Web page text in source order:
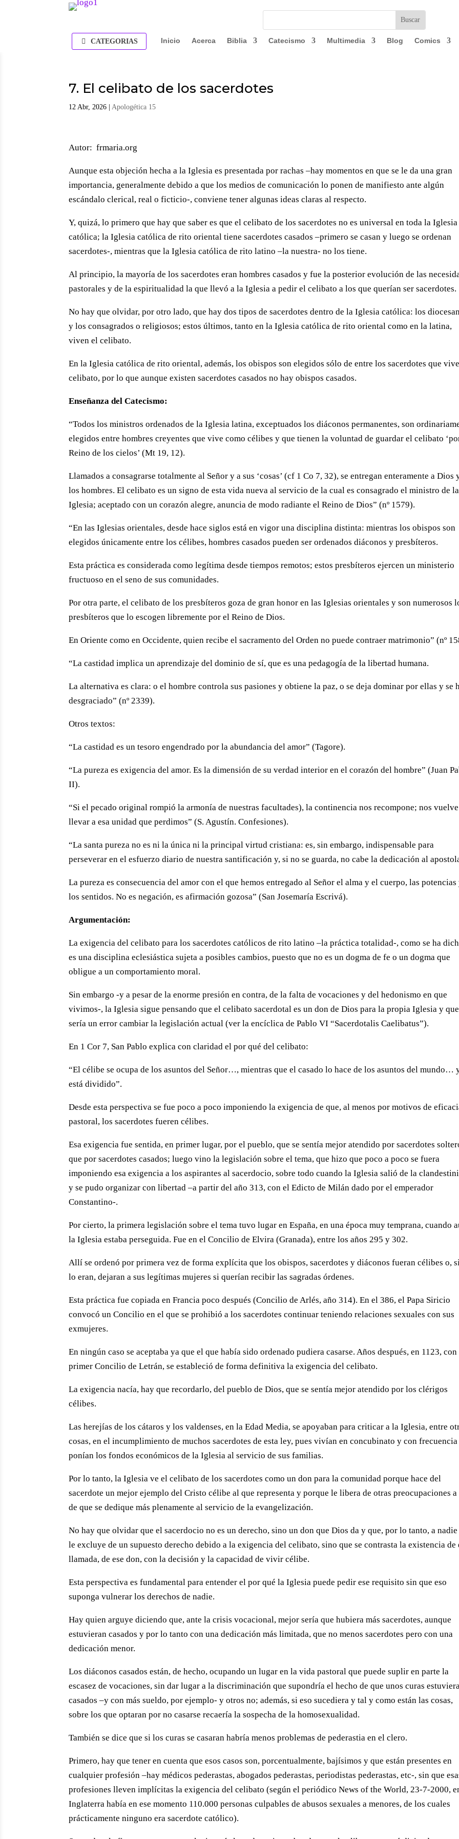
CATEGORIAS Inicio Acerca Biblia Catecismo Multimedia Blog Comics
7. El celibato de los sacerdotes
12 Abr, 2026 |Apologética 15
Autor: frmaria.org
Aunque esta objeción hecha a la Iglesia es presentada por rachas –hay momentos en que se le da una gran
importancia, generalmente debido a que los medios de comunicación lo ponen de manifiesto ante algún
escándalo clerical, real o ficticio-, conviene tener algunas ideas claras al respecto.
Y, quizá, lo primero que hay que saber es que el celibato de los sacerdotes no es universal en toda la Iglesia
católica; la Iglesia católica de rito oriental tiene sacerdotes casados –primero se casan y luego se ordenan
sacerdotes-, mientras que la Iglesia católica de rito latino –la nuestra- no los tiene.
Al principio, la mayoría de los sacerdotes eran hombres casados y fue la posterior evolución de las
pastorales y de la espiritualidad la que llevó a la Iglesia a pedir el celibato a los que querían ser sacerdotes.
No hay que olvidar, por otro lado, que hay dos tipos de sacerdotes dentro de la Iglesia católica: los
y los consagrados o religiosos; estos últimos, tanto en la Iglesia católica de rito oriental como en la latina,
viven el celibato.
En la Iglesia católica de rito oriental, además, los obispos son elegidos sólo de entre los sacerdotes que
celibato, por lo que aunque existen sacerdotes casados no hay obispos casados.
Enseñanza del Catecismo:
“Todos los ministros ordenados de la Iglesia latina, exceptuados los diáconos permanentes, son
elegidos entre hombres creyentes que vive como célibes y que tienen la voluntad de guardar el celibato
Reino de los cielos’ (Mt 19, 12).
Llamados a consagrarse totalmente al Señor y a sus ‘cosas’ (cf 1 Co 7, 32), se entregan enteramente a Dios
los hombres. El celibato es un signo de esta vida nueva al servicio de la cual es consagrado el ministro de la
Iglesia; aceptado con un corazón alegre, anuncia de modo radiante el Reino de Dios” (nº 1579).
“En las Iglesias orientales, desde hace siglos está en vigor una disciplina distinta: mientras los obispos son
elegidos únicamente entre los célibes, hombres casados pueden ser ordenados diáconos y presbíteros.
Esta práctica es considerada como legítima desde tiempos remotos; estos presbíteros ejercen un ministerio
fructuoso en el seno de sus comunidades.
Por otra parte, el celibato de los presbíteros goza de gran honor en las Iglesias orientales y son numerosos
presbíteros que lo escogen libremente por el Reino de Dios.
En Oriente como en Occidente, quien recibe el sacramento del Orden no puede contraer matrimonio” (nº
“La castidad implica un aprendizaje del dominio de sí, que es una pedagogía de la libertad humana.
La alternativa es clara: o el hombre controla sus pasiones y obtiene la paz, o se deja dominar por ellas y se
desgraciado” (nº 2339).
Otros textos:
“La castidad es un tesoro engendrado por la abundancia del amor” (Tagore).
“La pureza es exigencia del amor. Es la dimensión de su verdad interior en el corazón del hombre” (Juan
II).
“Si el pecado original rompió la armonía de nuestras facultades), la continencia nos recompone; nos
llevar a esa unidad que perdimos” (S. Agustín. Confesiones).
“La santa pureza no es ni la única ni la principal virtud cristiana: es, sin embargo, indispensable para
perseverar en el esfuerzo diario de nuestra santificación y, si no se guarda, no cabe la dedicación al
La pureza es consecuencia del amor con el que hemos entregado al Señor el alma y el cuerpo, las potencias
los sentidos. No es negación, es afirmación gozosa” (San Josemaría Escrivá).
Argumentación:
La exigencia del celibato para los sacerdotes católicos de rito latino –la práctica totalidad-, como se ha
es una disciplina eclesiástica sujeta a posibles cambios, puesto que no es un dogma de fe o un dogma que
obligue a un comportamiento moral.
Sin embargo -y a pesar de la enorme presión en contra, de la falta de vocaciones y del hedonismo en que
vivimos-, la Iglesia sigue pensando que el celibato sacerdotal es un don de Dios para la propia Iglesia y que
sería un error cambiar la legislación actual (ver la encíclica de Pablo VI “Sacerdotalis Caelibatus”).
En 1 Cor 7, San Pablo explica con claridad el por qué del celibato:
“El célibe se ocupa de los asuntos del Señor…, mientras que el casado lo hace de los asuntos del mundo…
está dividido”.
Desde esta perspectiva se fue poco a poco imponiendo la exigencia de que, al menos por motivos de
pastoral, los sacerdotes fueren célibes.
Esa exigencia fue sentida, en primer lugar, por el pueblo, que se sentía mejor atendido por sacerdotes
que por sacerdotes casados; luego vino la legislación sobre el tema, que hizo que poco a poco se fuera
imponiendo esa exigencia a los aspirantes al sacerdocio, sobre todo cuando la Iglesia salió de la
y se pudo organizar con libertad –a partir del año 313, con el Edicto de Milán dado por el emperador
Constantino-.
Por cierto, la primera legislación sobre el tema tuvo lugar en España, en una época muy temprana, cuando
la Iglesia estaba perseguida. Fue en el Concilio de Elvira (Granada), entre los años 295 y 302.
Allí se ordenó por primera vez de forma explícita que los obispos, sacerdotes y diáconos fueran célibes o,
lo eran, dejaran a sus legítimas mujeres si querían recibir las sagradas órdenes.
Esta práctica fue copiada en Francia poco después (Concilio de Arlés, año 314). En el 386, el Papa Siricio
convocó un Concilio en el que se prohibió a los sacerdotes continuar teniendo relaciones sexuales con sus
exmujeres.
En ningún caso se aceptaba ya que el que había sido ordenado pudiera casarse. Años después, en 1123, con
primer Concilio de Letrán, se estableció de forma definitiva la exigencia del celibato.
La exigencia nacía, hay que recordarlo, del pueblo de Dios, que se sentía mejor atendido por los clérigos
célibes.
Las herejías de los cátaros y los valdenses, en la Edad Media, se apoyaban para criticar a la Iglesia, entre
cosas, en el incumplimiento de muchos sacerdotes de esta ley, pues vivían en concubinato y con frecuencia
ponían los fondos económicos de la Iglesia al servicio de sus familias.
Por lo tanto, la Iglesia ve el celibato de los sacerdotes como un don para la comunidad porque hace del
sacerdote un mejor ejemplo del Cristo célibe al que representa y porque le libera de otras preocupaciones
de que se dedique más plenamente al servicio de la evangelización.
No hay que olvidar que el sacerdocio no es un derecho, sino un don que Dios da y que, por lo tanto, a nadie
le excluye de un supuesto derecho debido a la exigencia del celibato, sino que se contrasta la existencia de
llamada, de ese don, con la decisión y la capacidad de vivir célibe.
Esta perspectiva es fundamental para entender el por qué la Iglesia puede pedir ese requisito sin que eso
suponga vulnerar los derechos de nadie.
Hay quien arguye diciendo que, ante la crisis vocacional, mejor sería que hubiera más sacerdotes, aunque
estuvieran casados y por lo tanto con una dedicación más limitada, que no menos sacerdotes pero con una
dedicación menor.
Los diáconos casados están, de hecho, ocupando un lugar en la vida pastoral que puede suplir en parte la
escasez de vocaciones, sin dar lugar a la discriminación que supondría el hecho de que unos curas
casados –y con más sueldo, por ejemplo- y otros no; además, si eso sucediera y tal y como están las cosas,
sobre los que optaran por no casarse recaería la sospecha de la homosexualidad.
También se dice que si los curas se casaran habría menos problemas de pederastia en el clero.
Primero, hay que tener en cuenta que esos casos son, porcentualmente, bajísimos y que están presentes en
cualquier profesión –hay médicos pederastas, abogados pederastas, periodistas pederastas, etc-, sin que
profesiones lleven implícitas la exigencia del celibato (según el periódico News of the World, 23-7-2000,
Inglaterra había en ese momento 110.000 personas culpables de abusos sexuales a menores, de los cuales
prácticamente ninguno era sacerdote católico).